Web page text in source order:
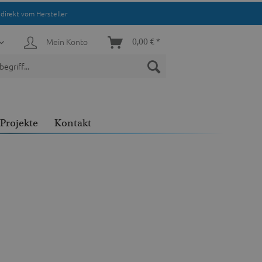
vom Hersteller
Mein Konto 0,00 € *
Projekte Kontakt